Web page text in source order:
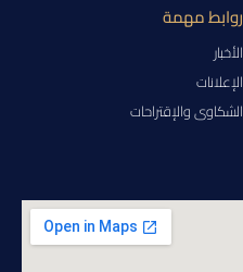
روابط مهمة
الأخبار
الإعلانات
الشكاوى والإقتراحات